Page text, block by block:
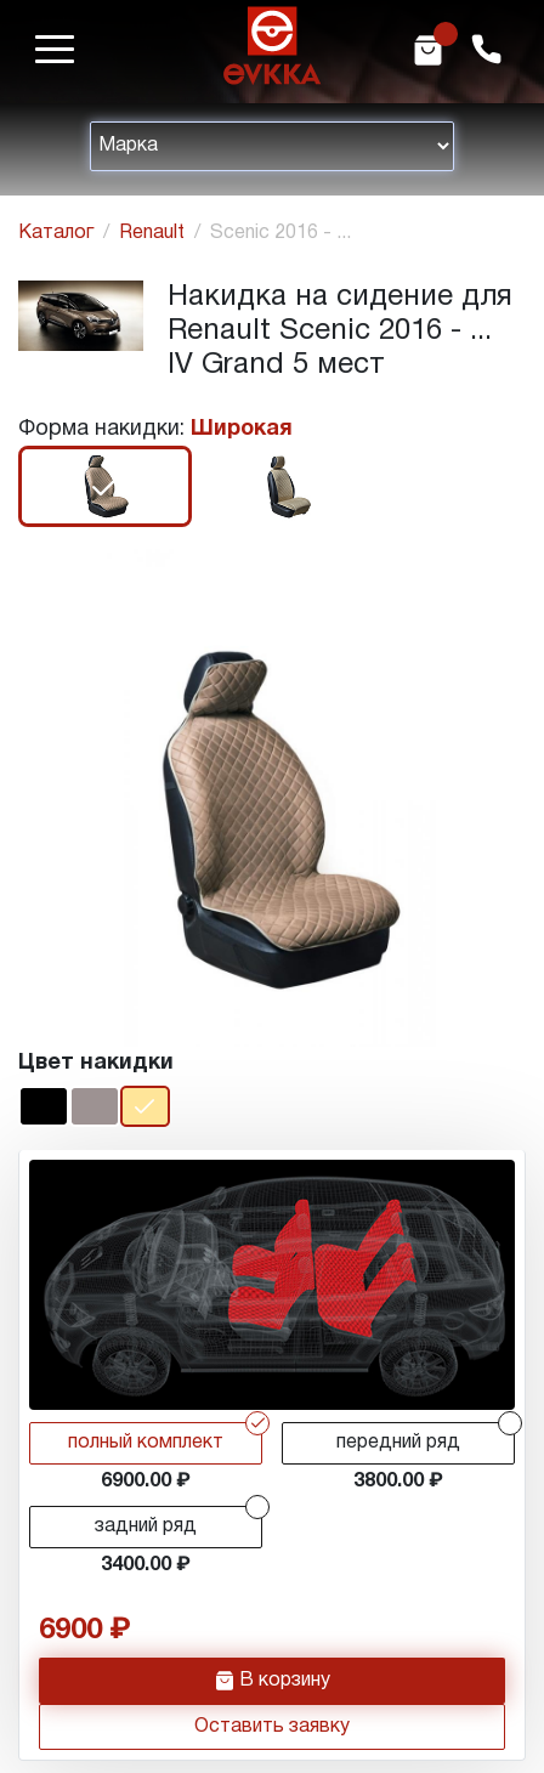
h m
Каталог Renault Scenic 2016 - ...
Накидка на сидение для
Renault Scenic 2016 - ...
IV Grand 5 мест
Форма накидки: Широкая
r
Цвет накидки
r
полный комплект
6900.00
передний ряд
3800.00
задний ряд
3400.00
6900
h В корзину
Оставить заявку